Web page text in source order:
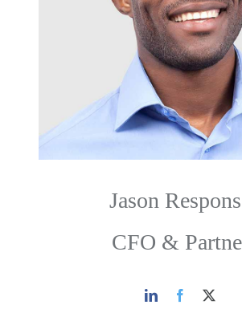
Jason
CFO &